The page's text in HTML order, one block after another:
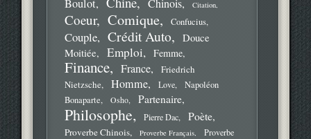
Boulot Chinois Citation
Coeur Comique Confucius
Couple Crédit Auto
Douce
Moitiée
Emploi Femme
Finance France
Friedrich
Nietzsche
Homme Love
Napoléon
Bonaparte
Osho Partenaire
Philosophe Pierre Dac Poète
Proverbe Chinois Proverbe Français
Proverbe